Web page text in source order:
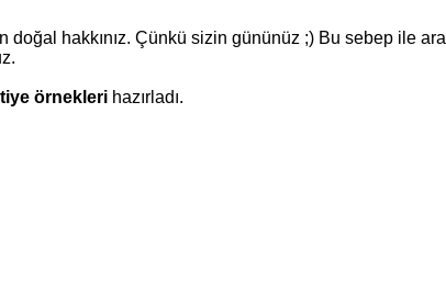
hakkınız. Çünkü sizin gününüz ;) Bu sebep ile
örnekleri hazırladı.